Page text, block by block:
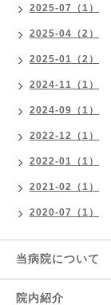
2025-07（1）
2025-04（2）
2025-01（2）
2024-11（1）
2024-09（1）
2022-12（1）
2022-01（1）
2021-02（1）
2020-07（1）
当病院について
院内紹介